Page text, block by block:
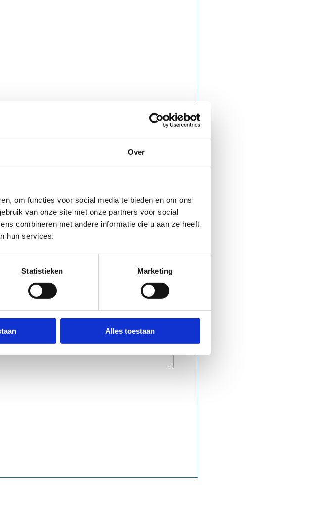
Over
om functies voor social media te bieden en om ons
van onze site met onze partners voor social
combineren met andere informatie die u aan ze heeft
hun services.
Statistieken Marketing
Alles toestaan